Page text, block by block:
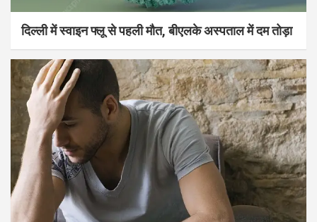
दिल्ली में स्वाइन फ्लू से पहली मौत, बीएलके अस्पताल में दम तोड़ा